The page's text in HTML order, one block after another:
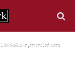
ගැන තවත් තොරතුරු